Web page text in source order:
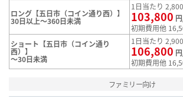
ロング【五日市（コイン通り西）】
30日以上～360日未満
1日当たり
103,800
初期費用他
ショート【五日市（コイン通り
西）】
～30日未満
1日当たり
106,800
初期費用他
ファミリー向け